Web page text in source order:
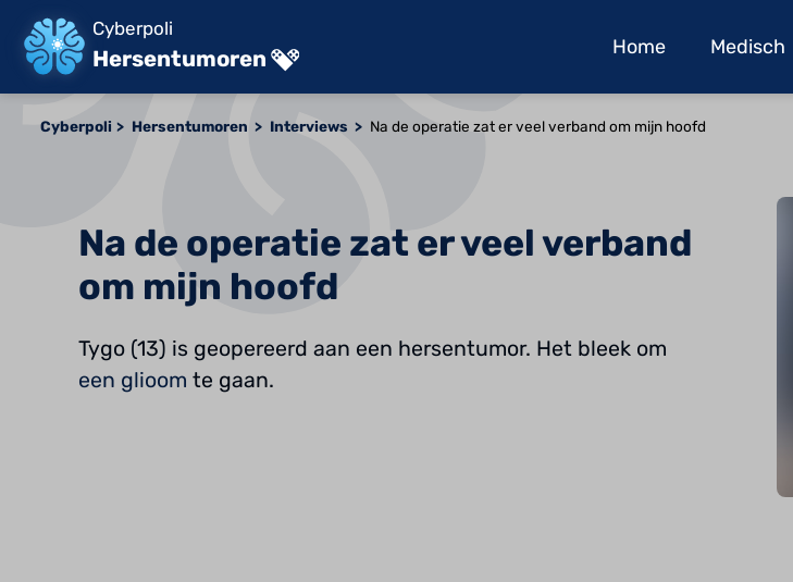
Cyberpoli
Hersentumoren Home Medisch
Cyberpoli Hersentumoren Interviews Na de operatie zat er veel verband om mijn hoofd
Na de operatie zat er veel verband
om mijn hoofd
Tygo (13) is geopereerd aan een hersentumor. Het bleek om
een glioom te gaan.